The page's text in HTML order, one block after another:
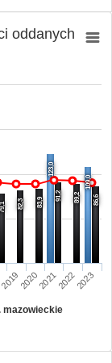
123,0
109,0
79,1 82,3 83,9
91,2 89,2 86,6
20192020202120222023
oddanych
mazowieckie